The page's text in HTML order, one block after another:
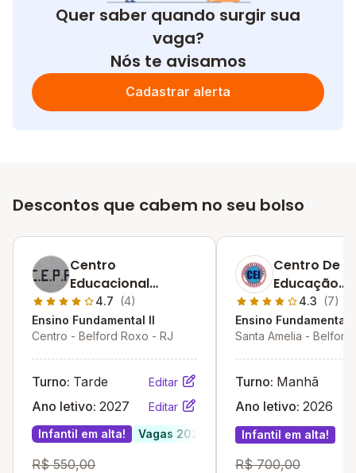
Quer saber quando surgir sua
vaga?
Nós te avisamos
Cadastrar alerta
Descontos que cabem no seu bolso
Centro
Educacional
Príncipe Da Paz
4.7 (4)
Ensino Fundamental II
Centro - Belford Roxo - RJ
Turno: Tarde Editar
Ano letivo: 2027
Editar
Infantil em alta!
Vagas 2027
R$ 550,00
Centro De
Educação
Inovação
4.3 (7)
Ensino Fundamental
Santa Amelia - Belford
Turno: Manhã
Ano letivo: 2026
Infantil em alta!
R$ 700,00